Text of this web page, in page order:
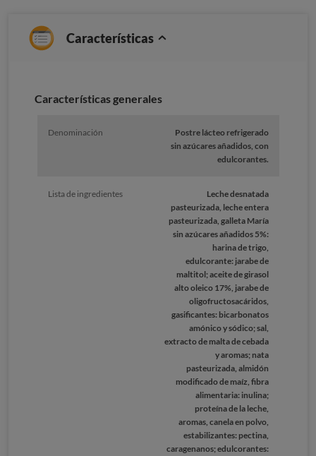
Características
Características generales
Denominación
Postre lácteo refrigerado
sin azúcares añadidos, con
edulcorantes.
Lista de ingredientes
Leche desnatada
pasteurizada, leche entera
pasteurizada, galleta María
sin azúcares añadidos 5%:
harina de trigo,
edulcorante: jarabe de
maltitol; aceite de girasol
alto oleico 17%, jarabe de
oligofructosacáridos,
gasificantes: bicarbonatos
amónico y sódico; sal,
extracto de malta de cebada
y aromas; nata
pasteurizada, almidón
modificado de maíz, fibra
alimentaria: inulina;
proteína de la leche,
aromas, canela en polvo,
estabilizantes: pectina,
caragenanos; edulcorantes: